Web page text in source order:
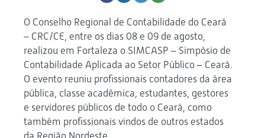
O Conselho Regional de Contabilidade do Ceará
– CRC/CE, entre os dias 08 e 09 de agosto,
realizou em Fortaleza o SIMCASP – Simpósio de
Contabilidade Aplicada ao Setor Público – Ceará.
O evento reuniu profissionais contadores da área
pública, classe acadêmica, estudantes, gestores
e servidores públicos de todo o Ceará, como
também profissionais vindos de outros estados
da Região Nordeste.